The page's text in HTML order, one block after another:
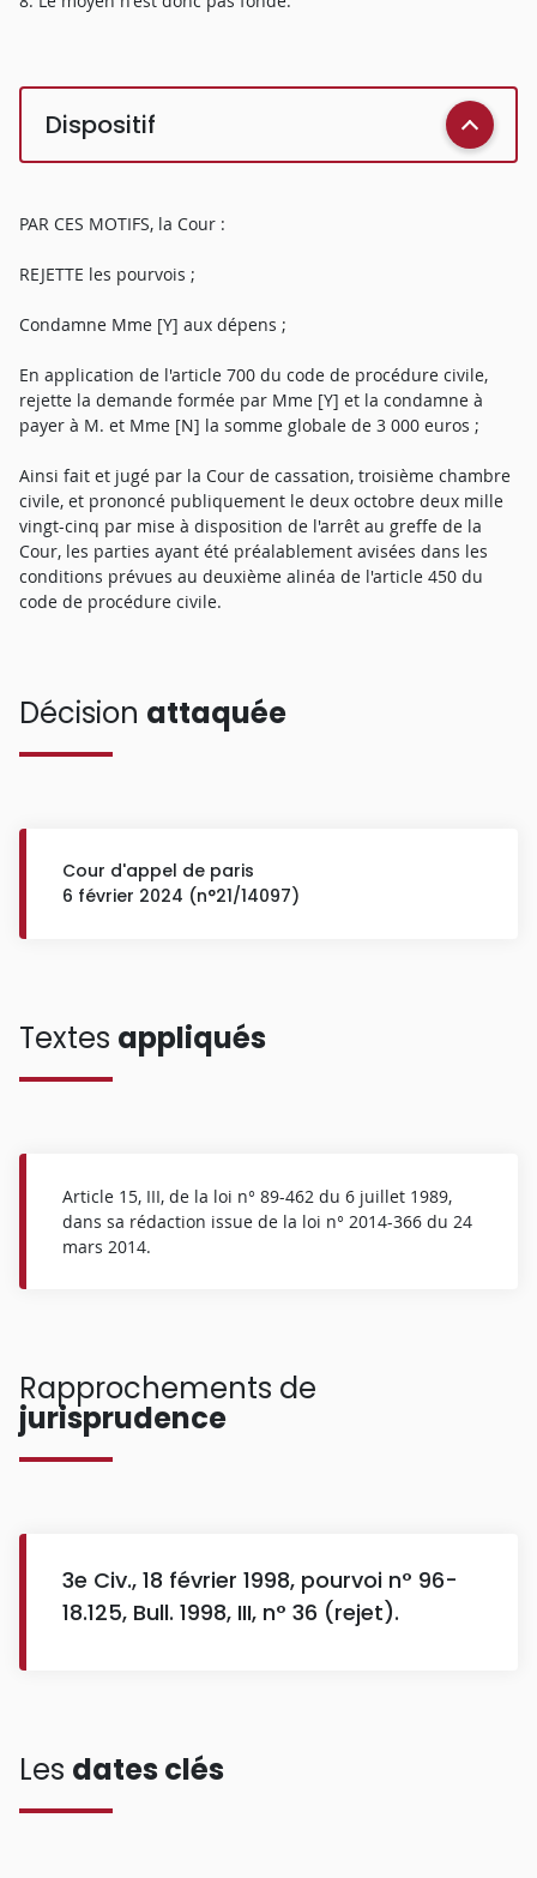
Dispositif
PAR CES MOTIFS, la Cour :
REJETTE les pourvois ;
Condamne Mme [Y] aux dépens ;
En application de l'article 700 du code de procédure civile,
rejette la demande formée par Mme [Y] et la condamne à
payer à M. et Mme [N] la somme globale de 3 000 euros ;
Ainsi fait et jugé par la Cour de cassation, troisième chambre
civile, et prononcé publiquement le deux octobre deux mille
vingt-cinq par mise à disposition de l'arrêt au greffe de la
Cour, les parties ayant été préalablement avisées dans les
conditions prévues au deuxième alinéa de l'article 450 du
code de procédure civile.
Décision attaquée
Cour d'appel de paris
6 février 2024 (n°21/14097)
Textes appliqués
Article 15, III, de la loi n° 89-462 du 6 juillet 1989,
dans sa rédaction issue de la loi n° 2014-366 du 24
mars 2014.
Rapprochements de
jurisprudence
3e Civ., 18 février 1998, pourvoi n° 96-
18.125, Bull. 1998, III, n° 36 (rejet).
Les dates clés